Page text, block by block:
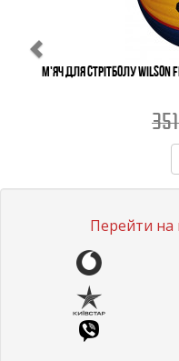
М'яч для стрітболу Wilson
Перейти на